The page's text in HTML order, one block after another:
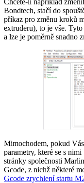
Bondtech, stačí do
příkaz pro změnu kroků
extruderu), to je vše.
a lze je poměrně snadno
Mimochodem, pokud
parametry, které se s
stránky společnosti
Gcode, z nichž některé
Gcode zrychlení startu